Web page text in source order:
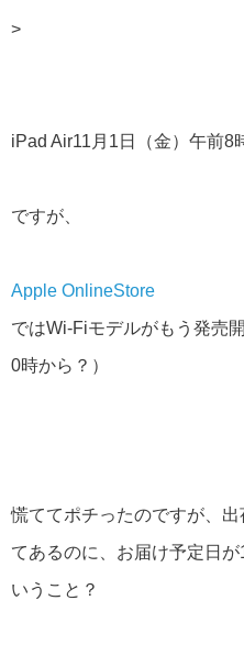
>
iPad Air11月1日（金）午前8
ですが、
Apple OnlineStore
ではWi-Fiモデルがもう発売
0時から？）
慌ててポチったのですが、
てあるのに、お届け予定日
いうこと？